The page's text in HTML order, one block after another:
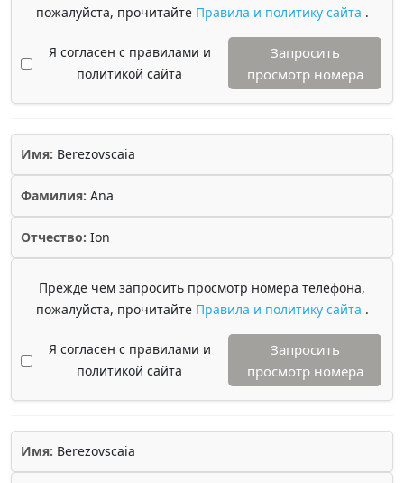
пожалуйста, прочитайте Правила и политику сайта .
Я согласен с правилами и
политикой сайта
Запросить
просмотр номера
Имя: Berezovscaia
Фамилия: Ana
Отчество: Ion
Прежде чем запросить просмотр номера телефона,
пожалуйста, прочитайте Правила и политику сайта .
Я согласен с правилами и
политикой сайта
Запросить
просмотр номера
Имя: Berezovscaia